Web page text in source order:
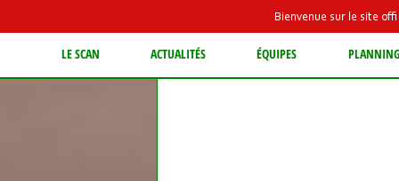
Bienvenue sur le site
LE SCAN ACTUALITÉS ÉQUIPES